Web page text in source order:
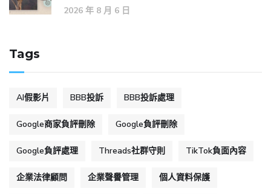
2026 年 8 月 6 日
Tags
AI假影片 BBB投訴 BBB投訴處理
Google商家負評刪除 Google負評刪除
Google負評處理 Threads社群守則 TikTok負面內容
企業法律顧問 企業聲譽管理 個人資料保護